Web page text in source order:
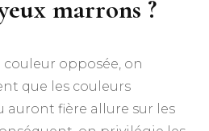
marrons ?
opposée, on
que les couleurs
auront fière allure sur les